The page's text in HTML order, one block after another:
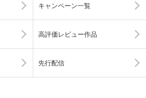
キャンペーン一覧
高評価レビュー作品
先行配信